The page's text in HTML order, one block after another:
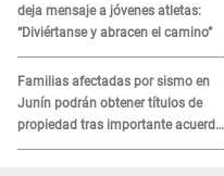
deja mensaje a jóvenes atletas:
“Diviértanse y abracen el camino”
Familias afectadas por sismo en
Junín podrán obtener títulos de
propiedad tras importante acuerdo
de Cofopri